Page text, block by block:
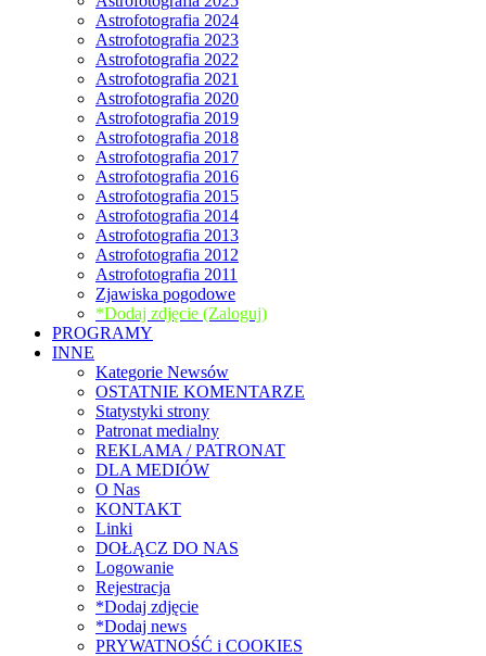
Astrofotografia 2024
Astrofotografia 2023
Astrofotografia 2022
Astrofotografia 2021
Astrofotografia 2020
Astrofotografia 2019
Astrofotografia 2018
Astrofotografia 2017
Astrofotografia 2016
Astrofotografia 2015
Astrofotografia 2014
Astrofotografia 2013
Astrofotografia 2012
Astrofotografia 2011
Zjawiska pogodowe
*Dodaj zdjęcie (Zaloguj)
PROGRAMY
INNE
Kategorie Newsów
OSTATNIE KOMENTARZE
Statystyki strony
Patronat medialny
REKLAMA / PATRONAT
DLA MEDIÓW
O Nas
KONTAKT
Linki
DOŁĄCZ DO NAS
Logowanie
Rejestracja
*Dodaj zdjęcie
*Dodaj news
PRYWATNOŚĆ i COOKIES